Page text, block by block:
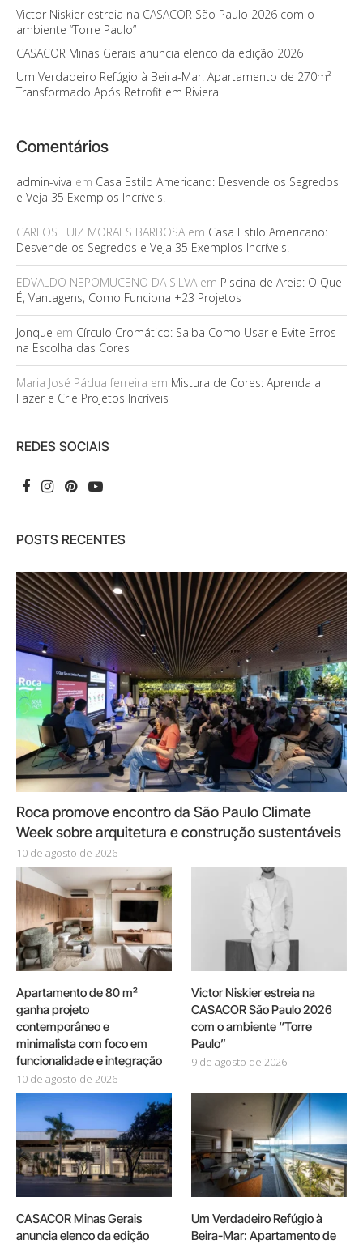
Victor Niskier estreia na CASACOR São Paulo 2026 com o
ambiente “Torre Paulo”
CASACOR Minas Gerais anuncia elenco da edição 2026
Um Verdadeiro Refúgio à Beira-Mar: Apartamento de 270m²
Transformado Após Retrofit em Riviera
Comentários
admin-viva em Casa Estilo Americano: Desvende os Segredos
e Veja 35 Exemplos Incríveis!
CARLOS LUIZ MORAES BARBOSAem Casa Estilo Americano:
Desvende os Segredos e Veja 35 Exemplos Incríveis!
EDVALDO NEPOMUCENO DA SILVAem Piscina de Areia: O Que
É, Vantagens, Como Funciona +23 Projetos
Jonque em Círculo Cromático: Saiba Como Usar e Evite Erros
na Escolha das Cores
Maria José Pádua ferreira em Mistura de Cores: Aprenda a
Fazer e Crie Projetos Incríveis
REDES SOCIAIS
POSTS RECENTES
Roca promove encontro da São Paulo Climate
Week sobre arquitetura e construção sustentáveis
10 de agosto de 2026
Apartamento de 80 m²
ganha projeto
contemporâneo e
minimalista com foco em
funcionalidade e integração
10 de agosto de 2026
Victor Niskier estreia na
CASACOR São Paulo 2026
com o ambiente “Torre
Paulo”
9 de agosto de 2026
CASACOR Minas Gerais
anuncia elenco da edição
Um Verdadeiro Refúgio à
Beira-Mar: Apartamento de